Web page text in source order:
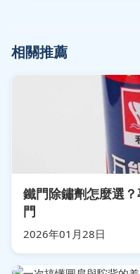
相關推薦
鐵門除鏽劑怎麼選
門
2026年01月28日